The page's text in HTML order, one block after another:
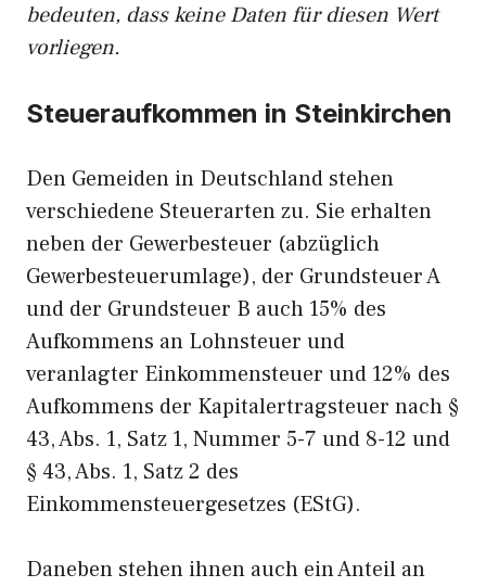
bedeuten, dass keine Daten für diesen Wert
vorliegen.
Steueraufkommen in Steinkirchen
Den Gemeiden in Deutschland stehen
verschiedene Steuerarten zu. Sie erhalten
neben der Gewerbesteuer (abzüglich
Gewerbesteuerumlage), der Grundsteuer A
und der Grundsteuer B auch 15% des
Aufkommens an Lohnsteuer und
veranlagter Einkommensteuer und 12% des
Aufkommens der Kapitalertragsteuer nach §
43, Abs. 1, Satz 1, Nummer 5-7 und 8-12 und
§ 43, Abs. 1, Satz 2 des
Einkommensteuergesetzes (EStG).
Daneben stehen ihnen auch ein Anteil an